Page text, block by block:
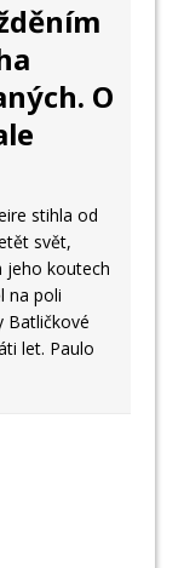
O
stihla od
svět,
jeho koutech
na poli
Batličkové
let. Paulo